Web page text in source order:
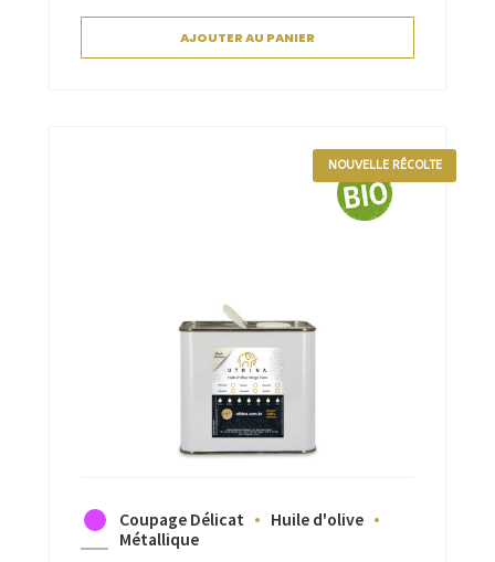
AJOUTER AU PANIER
NOUVELLE RÉCOLTE
Coupage Délicat
Huile d'olive
Métallique